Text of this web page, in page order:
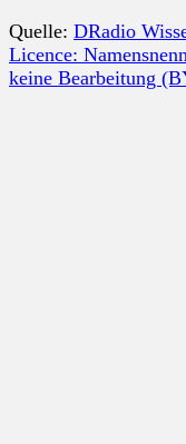
Quelle: DRadio
Licence:
keine Bearbeitung